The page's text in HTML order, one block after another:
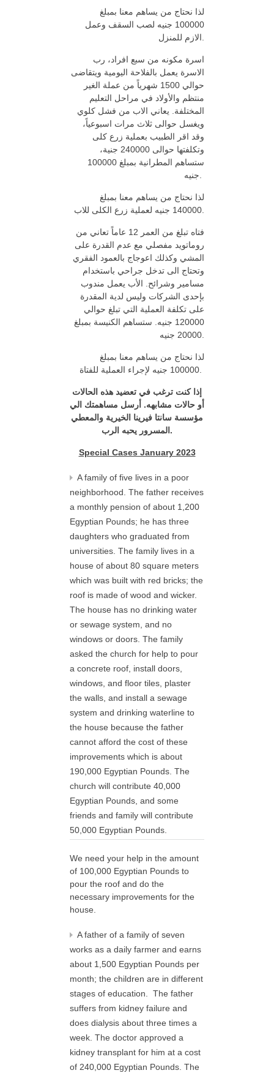
لذا نحتاج من يساهم معنا بمبلغ
100000 جنيه لصب السقف وعمل
الاسرة يعمل بالفلاحة اليومية ويتقاضى
حوالي 1500 شهرياً من عملة الغير
منتظم والأولاد في مراحل التعليم
المختلفة. يعاني الاب من فشل كلوي
ويغسل حوالى ثلاث مرات اسبوعياً،
وقد اقر الطبيب بعملية زرع كلى
وتكلفتها حوالى 240000 جنية،
ستساهم المطرانية بمبلغ 100000
لذا نحتاج من يساهم معنا بمبلغ
فتاه تبلغ من العمر 12 عاماً تعاني من
روماتويد مفصلي مع عدم القدرة على
المشي وكذلك اعوجاج بالعمود الفقري
وتحتاج الى تدخل جراحي باستخدام
مسامير وشرائح. الأب يعمل مندوب
بإحدى الشركات وليس لدية المقدرة
على تكلفة العملية التي تبلغ حوالي
120000 جنيه. ستساهم الكنيسة بمبلغ
لذا نحتاج من يساهم معنا بمبلغ
إذا كنت ترغب في تعضيد هذه الحالات
أو حالات مشابهه. أرسل مساهمتك الي
مؤسسة سانتا فيرينا الخيرية والمعطي
المسرور يحبه الرب.
Special Cases January 2023
A family of five lives in a poor
neighborhood. The father receives
a monthly pension of about 1,200
Egyptian Pounds; he has three
daughters who graduated from
universities. The family lives in a
house of about 80 square meters
which was built with red bricks; the
roof is made of wood and wicker.
The house has no drinking water
or sewage system, and no
windows or doors. The family
asked the church for help to pour
a concrete roof, install doors,
windows, and floor tiles, plaster
the walls, and install a sewage
system and drinking waterline to
the house because the father
cannot afford the cost of these
improvements which is about
190,000 Egyptian Pounds. The
church will contribute 40,000
Egyptian Pounds, and some
friends and family will contribute
50,000 Egyptian Pounds.
We need your help in the amount
of 100,000 Egyptian Pounds to
pour the roof and do the
necessary improvements for the
house.
A father of a family of seven
works as a daily farmer and earns
about 1,500 Egyptian Pounds per
month; the children are in different
stages of education. The father
suffers from kidney failure and
does dialysis about three times a
week. The doctor approved a
kidney transplant for him at a cost
of 240,000 Egyptian Pounds. The